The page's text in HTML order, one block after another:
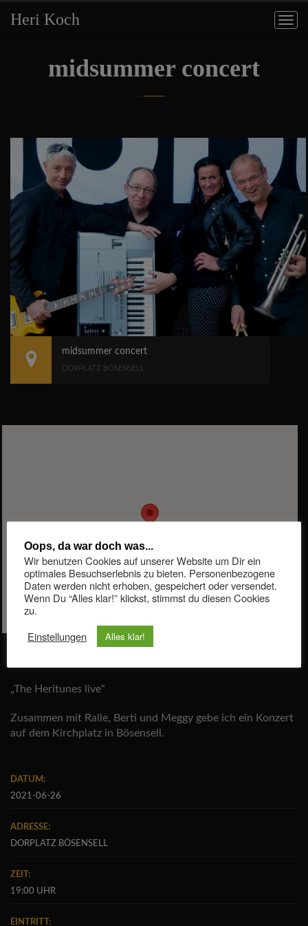
Heri Koch
midsummer concert
midsummer concert
DORPLATZ BÖSENSELL
„The Heritunes live“
Zusammen mit Ralle, Berti und Meggy gebe ich ein Konzert
auf dem Kirchplatz in Bösensell.
DATUM:
2021-06-26
ADRESSE:
DORPLATZ BÖSENSELL
ZEIT:
19:00 UHR
EINTRITT:
Oops, da war doch was...
Wir benutzen Cookies auf unserer Website um Dir ein
optimales Besuchserlebnis zu bieten. Personenbezogene
Daten werden nicht erhoben, gespeichert oder versendet.
Wenn Du “Alles klar!” klickst, stimmst du diesen Cookies
zu.
Einstellungen
Alles klar!